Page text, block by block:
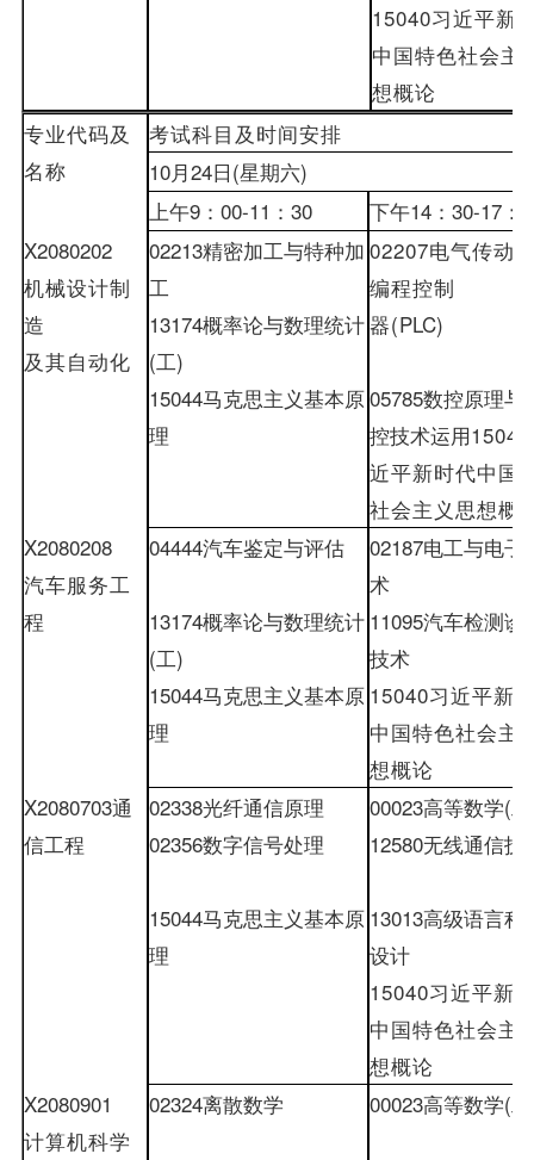
15040习近平新
中国特色社会主
想概论
专业代码及
名称
考试科目及时间安排
10月24日(星期六)
上午9： 00-11 ： 30 下午14： 30-17：
X2080202
机械设计制
造
及其自动化
02213精密加工与特种加
工
02207电气传动
编程控制
13174概率论与数理统计
(工)
器(PLC)
15044马克思主义基本原
理
05785数控原理与
控技术运用15040
近平新时代中国
社会主义思想概
X2080208
汽车服务工
程
04444汽车鉴定与评估 02187电工与电子
术
13174概率论与数理统计
(工)
11095汽车检测诊
技术
15044马克思主义基本原
理
15040习近平新
中国特色社会主
想概论
X2080703通
信工程
02338光纤通信原理 00023高等数学(
02356数字信号处理 12580无线通信技
15044马克思主义基本原
理
13013高级语言程
设计
15040习近平新
中国特色社会主
想概论
X2080901
计算机科学
02324离散数学 00023高等数学(